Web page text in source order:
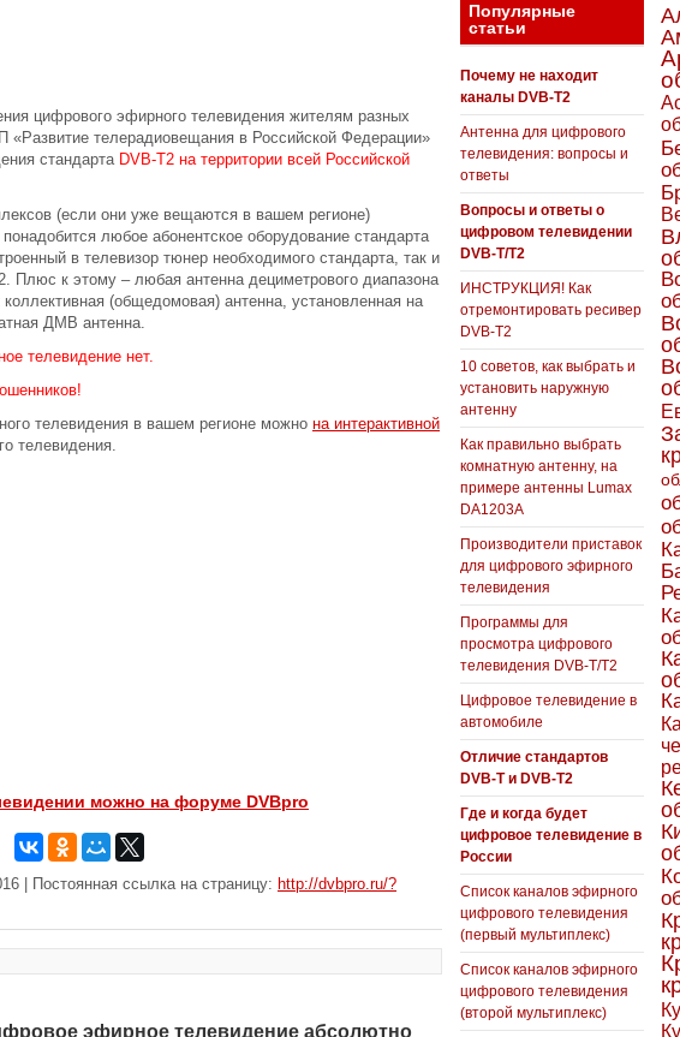
цифрового эфирного телевидения жителям разных
телерадиовещания в Российской Федерации»
стандарта DVB-T2 на территории всей Российской
(если они уже вещаются в вашем регионе)
любое абонентское оборудование стандарта
в телевизор тюнер необходимого стандарта, так и
Плюс к этому – любая антенна дециметрового диапазона
(общедомовая) антенна, установленная на
ДМВ антенна.
телевидение нет.
телевидения в вашем регионе можно на интерактивной
телевидения.
можно на форуме DVBpro
| Постоянная ссылка на страницу: http://dvbpro.ru/?
эфирное телевидение абсолютно
Популярные
статьи
Почему не находит
каналы DVB-T2
Антенна для цифрового
телевидения: вопросы и
ответы
Вопросы и ответы о
цифровом телевидении
DVB-T/T2
ИНСТРУКЦИЯ! Как
отремонтировать ресивер
DVB-T2
10 советов, как выбрать и
установить наружную
антенну
Как правильно выбрать
комнатную антенну, на
примере антенны Lumax
DA1203А
Производители приставок
для цифрового эфирного
телевидения
Программы для
просмотра цифрового
телевидения DVB-T/T2
Цифровое телевидение в
автомобиле
Отличие стандартов
DVB-T и DVB-T2
Где и когда будет
цифровое телевидение в
России
Список каналов эфирного
цифрового телевидения
(первый мультиплекс)
Список каналов эфирного
цифрового телевидения
(второй мультиплекс)